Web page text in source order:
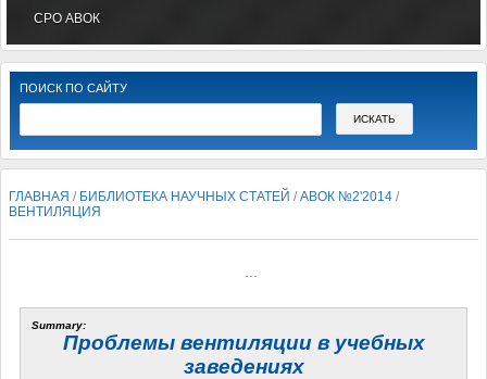
СРО АВОК
ПОИСК ПО САЙТУ
ГЛАВНАЯ / БИБЛИОТЕКА НАУЧНЫХ СТАТЕЙ /АВОК №2'2014 /
ВЕНТИЛЯЦИЯ
Summary:
Проблемы вентиляции в учебных
заведениях